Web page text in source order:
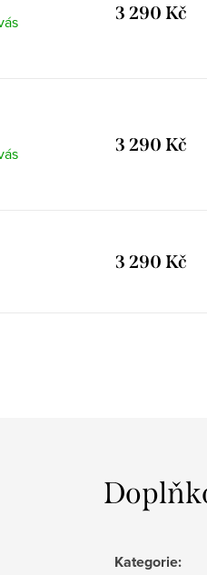
3 290 Kč
3 290 Kč
3 290 Kč
Kategorie: